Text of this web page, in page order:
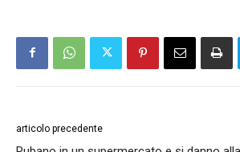
articolo precedente